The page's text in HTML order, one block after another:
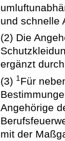
und schnelle
(2) Die
ergänzt
(3) 1Für
Angehörige
mit der